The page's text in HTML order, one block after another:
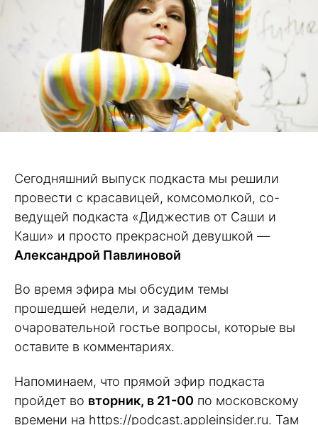
Сегодняшний выпуск подкаста мы решили
провести с красавицей, комсомолкой, со-
ведущей подкаста «Диджестив от Саши и
Каши» и просто прекрасной девушкой —
Александрой Павлиновой
Во время эфира мы обсудим темы
прошедшей недели, и зададим
очаровательной гостье вопросы, которые вы
оставите в комментариях.
Напоминаем, что прямой эфир подкаста
пройдет во вторник, в 21-00 по московскому
времени на https://podcast.appleinsider.ru. Там